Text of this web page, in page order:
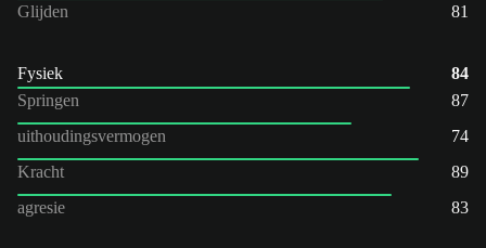
Glijden
81
Fysiek
84
Springen
87
uithoudingsvermogen
74
Kracht
89
agresie
83